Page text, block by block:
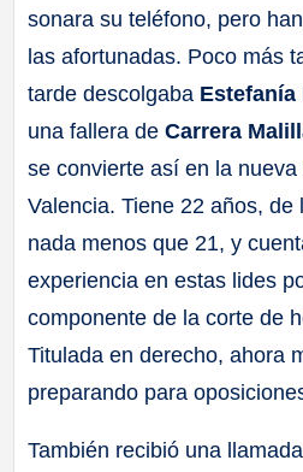
sonara su teléfono, pero
las afortunadas. Poco más
tarde descolgaba Estefanía
una fallera de Carrera
se convierte así en la
Valencia. Tiene 22 años,
nada menos que 21, y
experiencia en estas lides
componente de la corte de
Titulada en derecho, ahora
preparando para
También recibió una